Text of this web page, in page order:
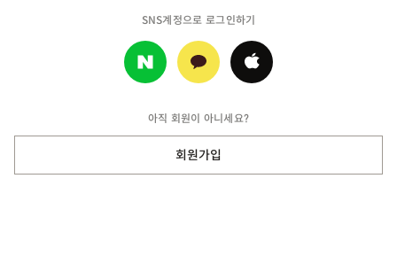
SNS계정으로 로그인하기
아직 회원이 아니세요?
회원가입